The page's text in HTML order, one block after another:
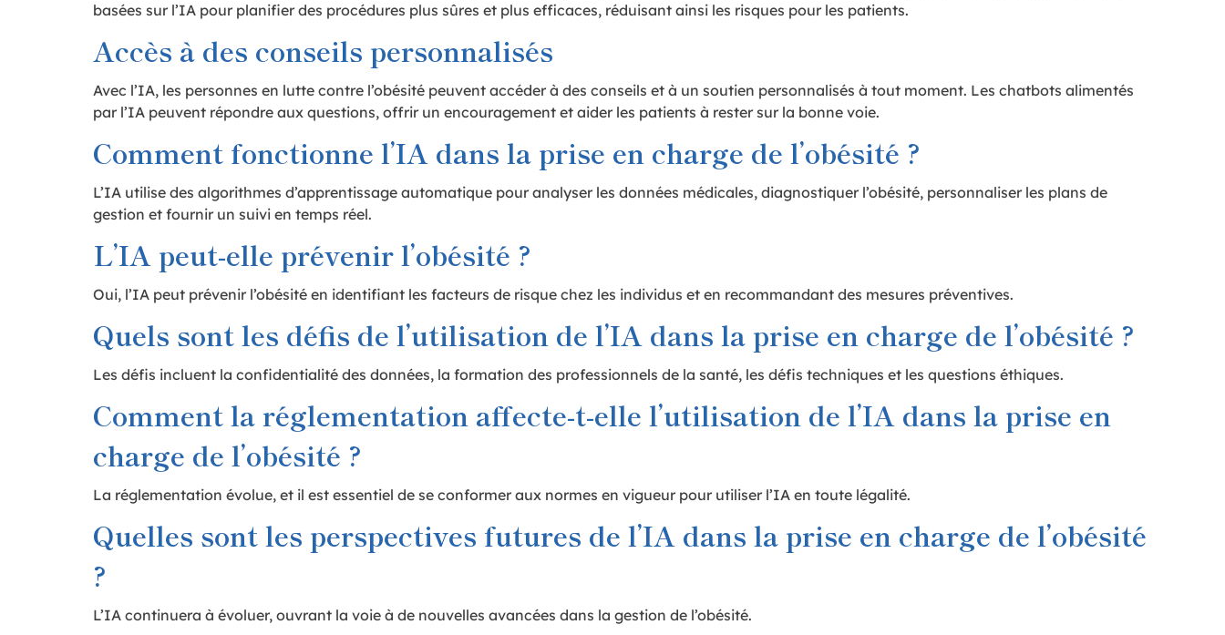
basées sur l’IA pour planifier des procédures plus sûres et plus efficaces, réduisant ainsi les risques pour les patients.
Accès à des conseils personnalisés
Avec l’IA, les personnes en lutte contre l’obésité peuvent accéder à des conseils et à un soutien personnalisés à tout moment. Les chatbots alimentés
par l’IA peuvent répondre aux questions, offrir un encouragement et aider les patients à rester sur la bonne voie.
Comment fonctionne l’IA dans la prise en charge de l’obésité ?
L’IA utilise des algorithmes d’apprentissage automatique pour analyser les données médicales, diagnostiquer l’obésité, personnaliser les plans de
gestion et fournir un suivi en temps réel.
L’IA peut-elle prévenir l’obésité ?
Oui, l’IA peut prévenir l’obésité en identifiant les facteurs de risque chez les individus et en recommandant des mesures préventives.
Quels sont les défis de l’utilisation de l’IA dans la prise en charge de l’obésité ?
Les défis incluent la confidentialité des données, la formation des professionnels de la santé, les défis techniques et les questions éthiques.
Comment la réglementation affecte-t-elle l’utilisation de l’IA dans la prise en
charge de l’obésité ?
La réglementation évolue, et il est essentiel de se conformer aux normes en vigueur pour utiliser l’IA en toute légalité.
Quelles sont les perspectives futures de l’IA dans la prise en charge de l’obésité
?
L’IA continuera à évoluer, ouvrant la voie à de nouvelles avancées dans la gestion de l’obésité.